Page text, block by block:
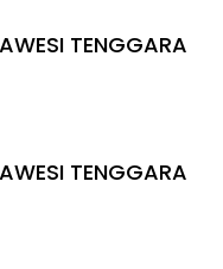
TENGGARA
TENGGARA